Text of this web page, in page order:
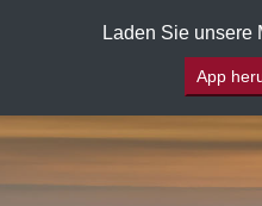
Laden Sie unsere
App